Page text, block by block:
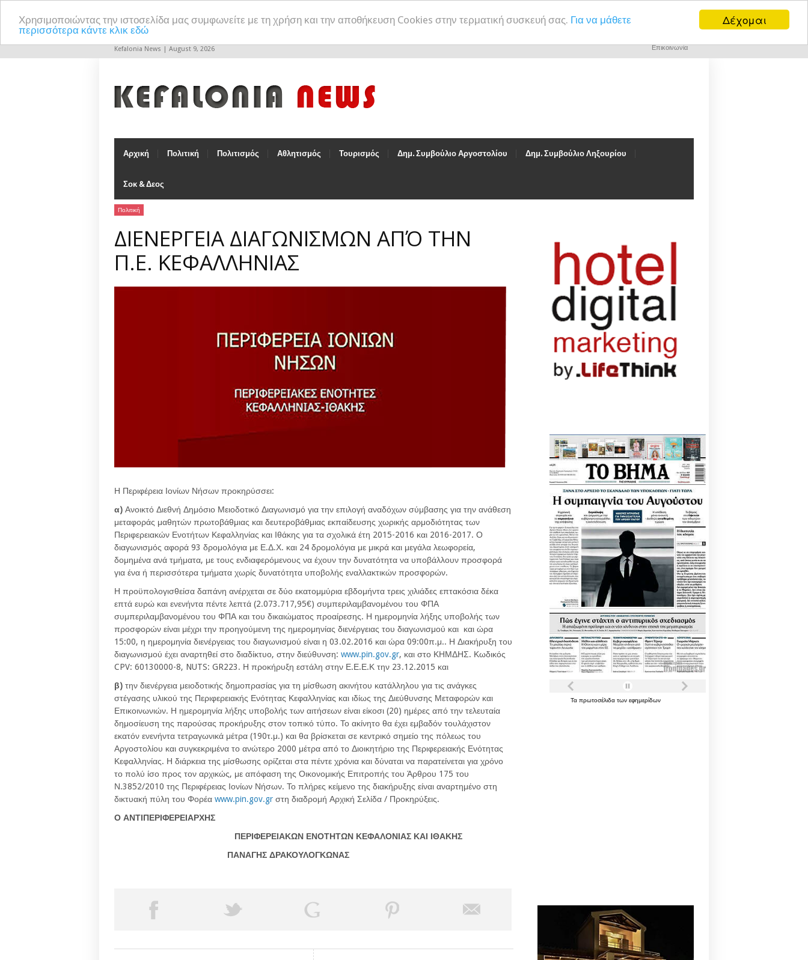
Δέχομαι
Χρησιμοποιώντας την ιστοσελίδα μας συμφωνείτε με τη χρήση και την αποθήκευση Cookies στην τερματική συσκευή σας. Για να μάθετε
περισσότερα κάντε κλικ εδώ
Kefalonia News | August 9, 2026 Επικοινωνία
Αρχική Πολιτική Πολιτισμός Αθλητισμός Τουρισμός Δημ. Συμβούλιο Αργοστολίου Δημ. Συμβούλιο Ληξουρίου
Σοκ & Δεος
Πολιτική
ΔΙΕΝΕΡΓΕΙΑ ΔΙΑΓΩΝΙΣΜΩΝ ΑΠΌ ΤΗΝ
Π.Ε. ΚΕΦΑΛΛΗΝΙΑΣ
Η Περιφέρεια Ιονίων Νήσων προκηρύσσει:
α) Ανοικτό Διεθνή Δημόσιο Μειοδοτικό Διαγωνισμό για την επιλογή αναδόχων σύμβασης για την ανάθεση
μεταφοράς μαθητών πρωτοβάθμιας και δευτεροβάθμιας εκπαίδευσης χωρικής αρμοδιότητας των
Περιφερειακών Ενοτήτων Κεφαλληνίας και Ιθάκης για τα σχολικά έτη 2015-2016 και 2016-2017. Ο
διαγωνισμός αφορά 93 δρομολόγια με Ε.Δ.Χ. και 24 δρομολόγια με μικρά και μεγάλα λεωφορεία,
δομημένα ανά τμήματα, με τους ενδιαφερόμενους να έχουν την δυνατότητα να υποβάλλουν προσφορά
για ένα ή περισσότερα τμήματα χωρίς δυνατότητα υποβολής εναλλακτικών προσφορών.
Η προϋπολογισθείσα δαπάνη ανέρχεται σε δύο εκατομμύρια εβδομήντα τρεις χιλιάδες επτακόσια δέκα
επτά ευρώ και ενενήντα πέντε λεπτά (2.073.717,95€) συμπεριλαμβανομένου του ΦΠΑ
συμπεριλαμβανομένου του ΦΠΑ και του δικαιώματος προαίρεσης. Η ημερομηνία λήξης υποβολής των
προσφορών είναι μέχρι την προηγούμενη της ημερομηνίας διενέργειας του διαγωνισμού και και ώρα
15:00, η ημερομηνία διενέργειας του διαγωνισμού είναι η 03.02.2016 και ώρα 09:00π.μ.. Η Διακήρυξη του
διαγωνισμού έχει αναρτηθεί στο διαδίκτυο, στην διεύθυνση: www.pin.gov.gr, και στο ΚΗΜΔΗΣ. Κωδικός
CPV: 60130000-8, NUTS: GR223. Η προκήρυξη εστάλη στην Ε.Ε.Ε.Κ την 23.12.2015 και
β) την διενέργεια μειοδοτικής δημοπρασίας για τη μίσθωση ακινήτου κατάλληλου για τις ανάγκες
στέγασης υλικού της Περιφερειακής Ενότητας Κεφαλληνίας και ιδίως της Διεύθυνσης Μεταφορών και
Επικοινωνιών. Η ημερομηνία λήξης υποβολής των αιτήσεων είναι είκοσι (20) ημέρες από την τελευταία
δημοσίευση της παρούσας προκήρυξης στον τοπικό τύπο. Το ακίνητο θα έχει εμβαδόν τουλάχιστον
εκατόν ενενήντα τετραγωνικά μέτρα (190τ.μ.) και θα βρίσκεται σε κεντρικό σημείο της πόλεως του
Αργοστολίου και συγκεκριμένα το ανώτερο 2000 μέτρα από το Διοικητήριο της Περιφερειακής Ενότητας
Κεφαλληνίας. Η διάρκεια της μίσθωσης ορίζεται στα πέντε χρόνια και δύναται να παρατείνεται για χρόνο
το πολύ ίσο προς τον αρχικώς, με απόφαση της Οικονομικής Επιτροπής του Άρθρου 175 του
Ν.3852/2010 της Περιφέρειας Ιονίων Νήσων. Το πλήρες κείμενο της διακήρυξης είναι αναρτημένο στη
δικτυακή πύλη του Φορέα www.pin.gov.gr στη διαδρομή Αρχική Σελίδα / Προκηρύξεις.
Ο ΑΝΤΙΠΕΡΙΦΕΡΕΙΑΡΧΗΣ
ΠΕΡΙΦΕΡΕΙΑΚΩΝ ΕΝΟΤΗΤΩΝ ΚΕΦΑΛΟΝΙΑΣ ΚΑΙ ΙΘΑΚΗΣ
ΠΑΝΑΓΗΣ ΔΡΑΚΟΥΛΟΓΚΩΝΑΣ
Τα πρωτοσέλιδα των εφημερίδων